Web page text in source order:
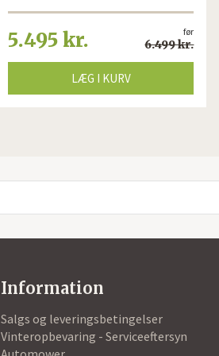
før
6.499 kr.
5.495 kr.
LÆG I KURV
Information
Salgs og leveringsbetingelser
Vinteropbevaring - Serviceeftersyn